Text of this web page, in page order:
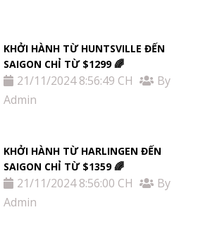
KHỞI HÀNH TỪ HUNTSVILLE ĐẾN
SAIGON CHỈ TỪ $1299 🌈
21/11/2024 8:56:49 CH
By
Admin
KHỞI HÀNH TỪ HARLINGEN ĐẾN
SAIGON CHỈ TỪ $1359 🌈
21/11/2024 8:56:00 CH
By
Admin